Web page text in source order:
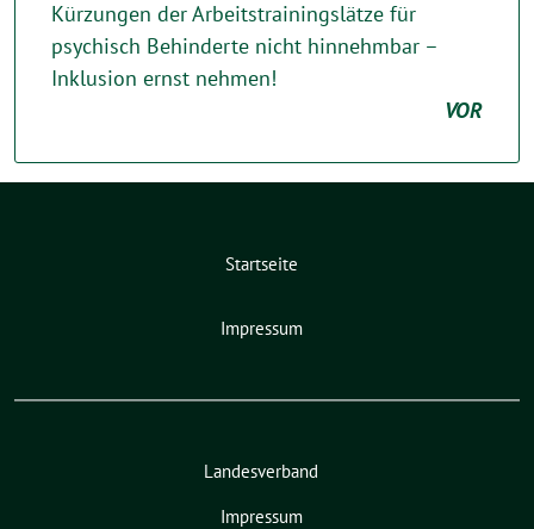
Kürzungen der Arbeitstrainingslätze für
psychisch Behinderte nicht hinnehmbar –
Inklusion ernst nehmen!
VOR
Startseite
Impressum
Landesverband
Impressum